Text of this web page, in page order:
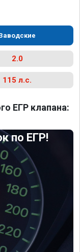
2.0
115 л.с.
ЕГР клапана:
по ЕГР!